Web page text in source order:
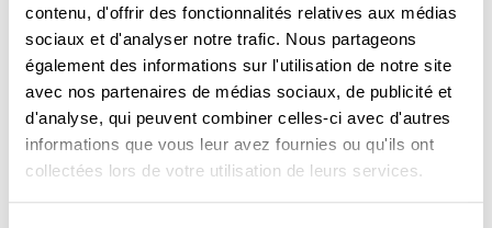
contenu, d'offrir des fonctionnalités relatives aux médias
sociaux et d'analyser notre trafic. Nous partageons
également des informations sur l'utilisation de notre site
avec nos partenaires de médias sociaux, de publicité et
d'analyse, qui peuvent combiner celles-ci avec d'autres
informations que vous leur avez fournies ou qu'ils ont
collectées lors de votre utilisation de leurs services.
Un événement en partenariat avec Le Jour
du Seigneur, RCF-ND, La Croix, Le Pèlerin,
CEF, Forum104, Les 7 Parnassiens et Art,
culture et foi.